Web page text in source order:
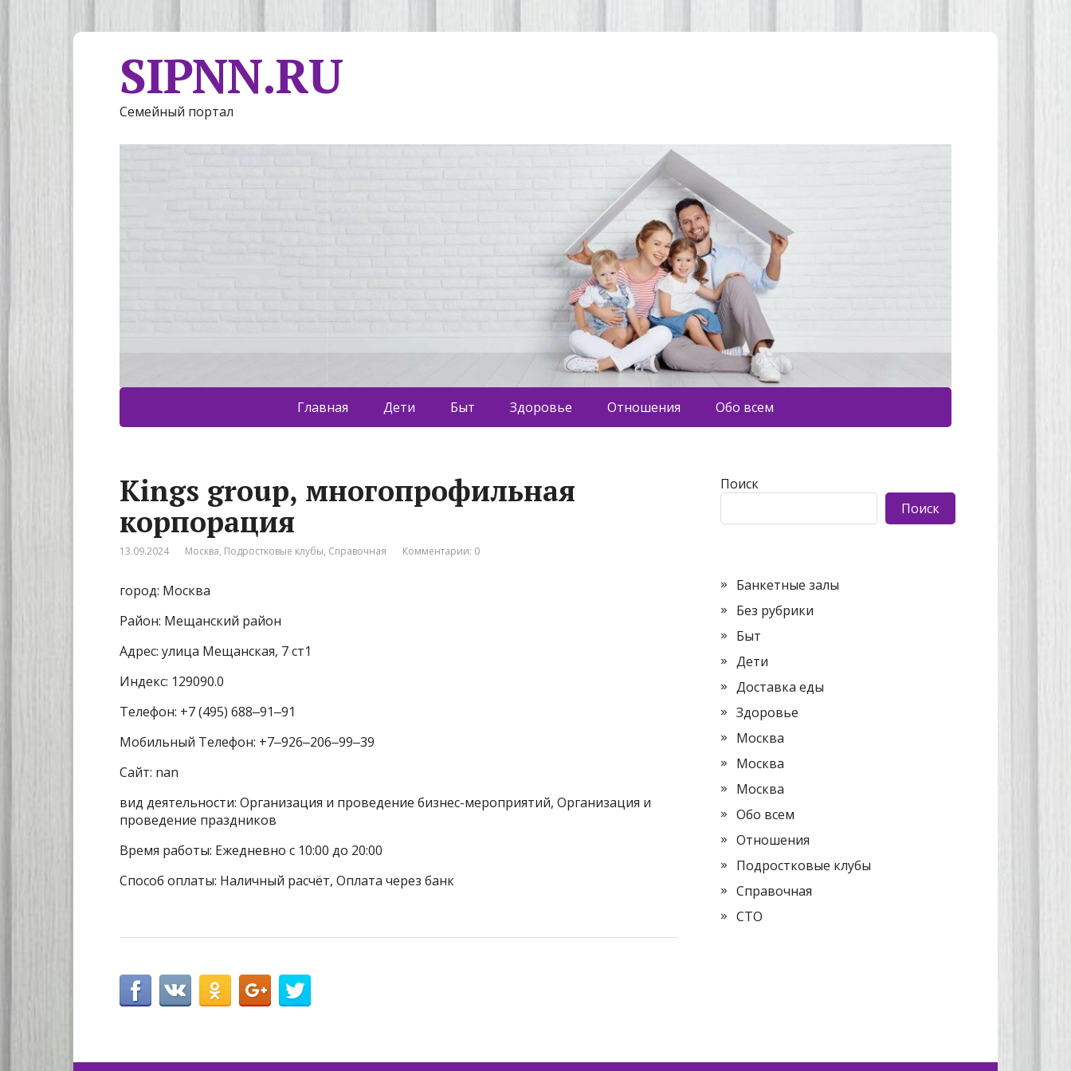
SIPNN.RU
Семейный портал
Главная Дети Быт Здоровье Отношения Обо всем
Kings group, многопрофильная
корпорация
13.09.2024 Москва, Подростковые клубы, Справочная Комментарии: 0
город: Москва
Район: Мещанский район
Адрес: улица Мещанская, 7 ст1
Индекс: 129090.0
Телефон: +7 (495) 688‒91‒91
Мобильный Телефон: +7‒926‒206‒99‒39
Сайт: nan
вид деятельности: Организация и проведение бизнес-мероприятий, Организация и
проведение праздников
Время работы: Ежедневно с 10:00 до 20:00
Способ оплаты: Наличный расчёт, Оплата через банк
Поиск
Поиск
Банкетные залы
Без рубрики
Быт
Дети
Доставка еды
Здоровье
Москва
Москва
Москва
Обо всем
Отношения
Подростковые клубы
Справочная
СТО